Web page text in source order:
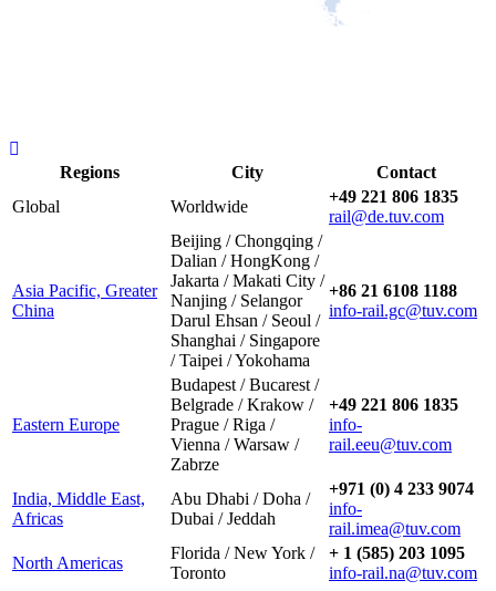
Regions City
Contact
Global
Worldwide
+49 221 806 1835
rail@de.tuv.com
Asia Pacific, Greater
China
Beijing / Chongqing /
Dalian / HongKong /
Jakarta / Makati City /
Nanjing / Selangor
Darul Ehsan / Seoul /
Shanghai / Singapore
/ Taipei / Yokohama
+86 21 6108 1188
info-rail.gc@tuv.com
Eastern Europe
Budapest / Bucarest /
Belgrade / Krakow /
Prague / Riga /
Vienna / Warsaw /
Zabrze
+49 221 806 1835
info-
rail.eeu@tuv.com
India, Middle East,
Africas
Abu Dhabi / Doha /
Dubai / Jeddah
+971 (0) 4 233 9074
info-
rail.imea@tuv.com
North Americas
Florida / New York /
Toronto
+ 1 (585) 203 1095
info-rail.na@tuv.com